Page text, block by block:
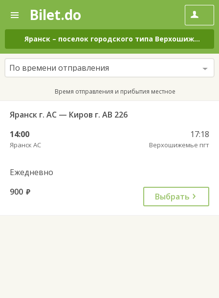
—
Поиск
и
покупка
билетов
на
автобус
онлайн
Bilet.do
Яранск – поселок городского типа Верхошижемье
По времени отправления
Время отправления и прибытия местное
Яранск г. АС — Киров г. АВ 226
14:00
Яранск АС
17:18
Верхошижемье пгт
Ежедневно
900 руб. Выбрать